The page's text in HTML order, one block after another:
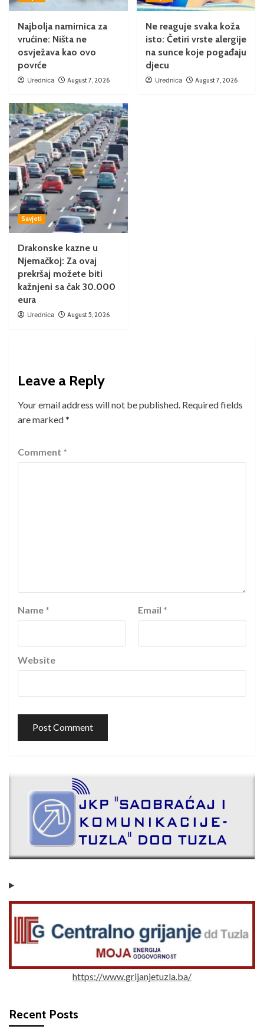
Najbolja namirnica za
vrućine: Ništa ne
osvježava kao ovo
povrće
Urednica August 7, 2026
Ne reaguje svaka koža
isto: Četiri vrste alergije
na sunce koje pogađaju
djecu
Urednica August 7, 2026
Savjeti
Drakonske kazne u
Njemačkoj: Za ovaj
prekršaj možete biti
kažnjeni sa čak 30.000
eura
Urednica August 5, 2026
Leave a Reply
Your email address will not be published. Required fields
are marked*
Comment *
Name * Email *
Website
https://www.grijanjetuzla.ba/
Recent Posts